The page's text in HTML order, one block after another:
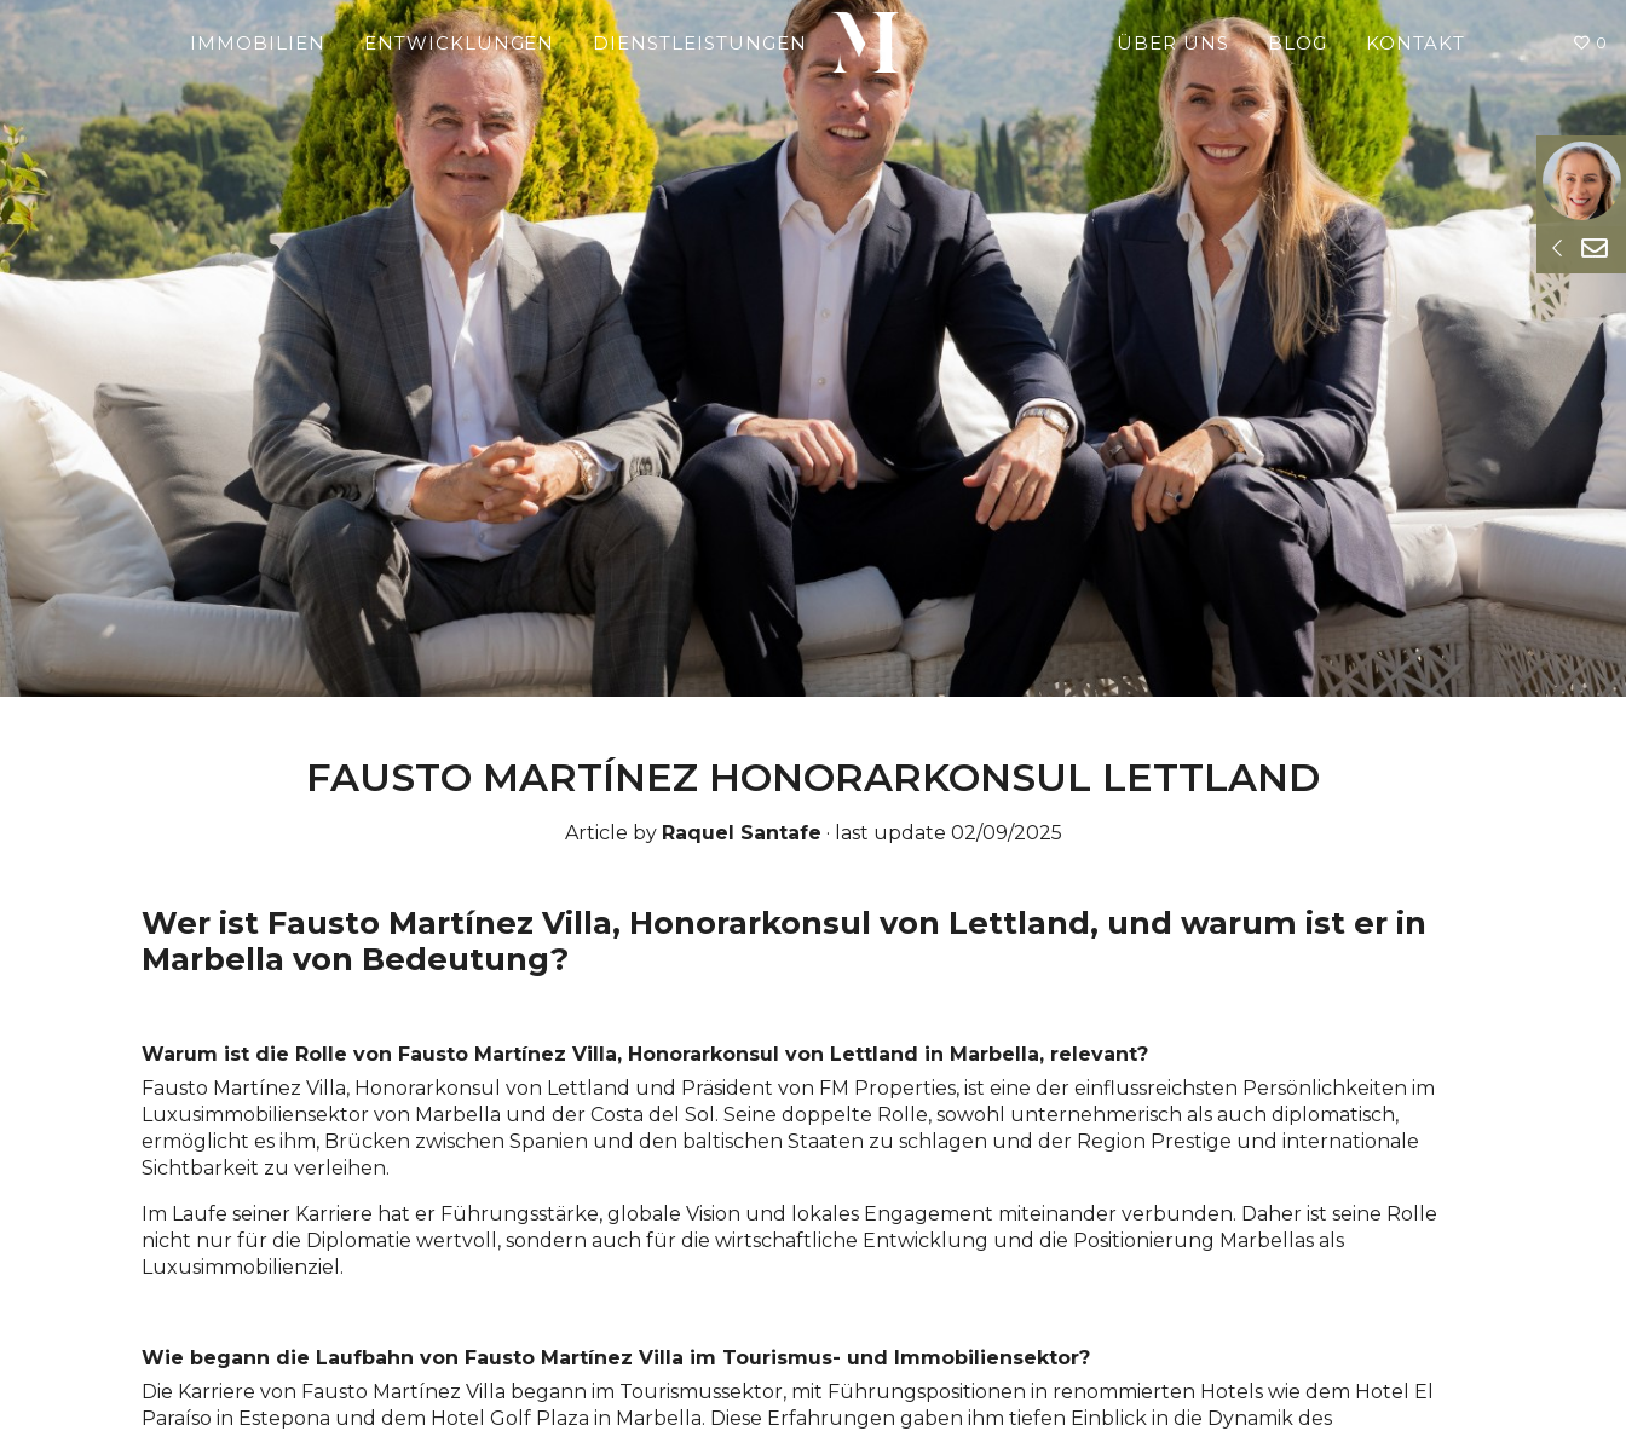
0
IMMOBILIEN ENTWICKLUNGEN DIENSTLEISTUNGEN ÜBER UNS BLOG KONTAKT
FAUSTO MARTÍNEZ HONORARKONSUL LETTLAND
Article by Raquel Santafe · last update 02/09/2025
Wer ist Fausto Martínez Villa, Honorarkonsul von Lettland, und warum ist er in
Marbella von Bedeutung?
Warum ist die Rolle von Fausto Martínez Villa, Honorarkonsul von Lettland in Marbella, relevant?
Fausto Martínez Villa, Honorarkonsul von Lettland und Präsident von FM Properties, ist eine der einflussreichsten Persönlichkeiten im
Luxusimmobiliensektor von Marbella und der Costa del Sol. Seine doppelte Rolle, sowohl unternehmerisch als auch diplomatisch,
ermöglicht es ihm, Brücken zwischen Spanien und den baltischen Staaten zu schlagen und der Region Prestige und internationale
Sichtbarkeit zu verleihen.
Im Laufe seiner Karriere hat er Führungsstärke, globale Vision und lokales Engagement miteinander verbunden. Daher ist seine Rolle
nicht nur für die Diplomatie wertvoll, sondern auch für die wirtschaftliche Entwicklung und die Positionierung Marbellas als
Luxusimmobilienziel.
Wie begann die Laufbahn von Fausto Martínez Villa im Tourismus- und Immobiliensektor?
Die Karriere von Fausto Martínez Villa begann im Tourismussektor, mit Führungspositionen in renommierten Hotels wie dem Hotel El
Paraíso in Estepona und dem Hotel Golf Plaza in Marbella. Diese Erfahrungen gaben ihm tiefen Einblick in die Dynamik des